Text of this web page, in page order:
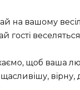
на вашому
гості
щоб ваша
вірну,